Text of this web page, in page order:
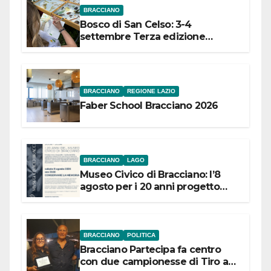
BRACCIANO
Bosco di San Celso: 3-4
settembre Terza edizione
BRACCIANO REGIONE LAZIO
Faber School Bracciano 2026
BRACCIANO LAGO
Museo Civico di Bracciano: l’8
agosto per i 20 anni progetto
BRACCIANO POLITICA
Bracciano Partecipa fa centro
con due campionesse di Tiro a